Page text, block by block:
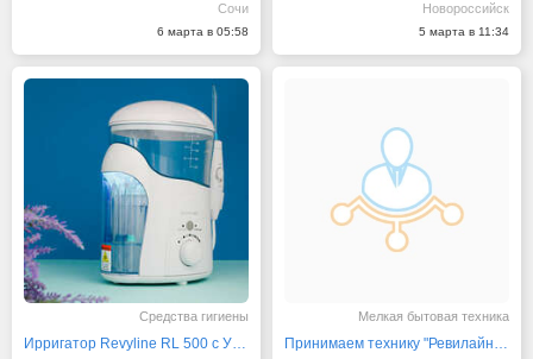
Сочи
6 марта в 05:58
Новороссийск
5 марта в 11:34
Средства гигиены
Ирригатор Revyline RL 500 с УФ-лампой и 7 насадками
Мелкая бытовая техника
Принимаем технику "Ревилайн" для ремонта